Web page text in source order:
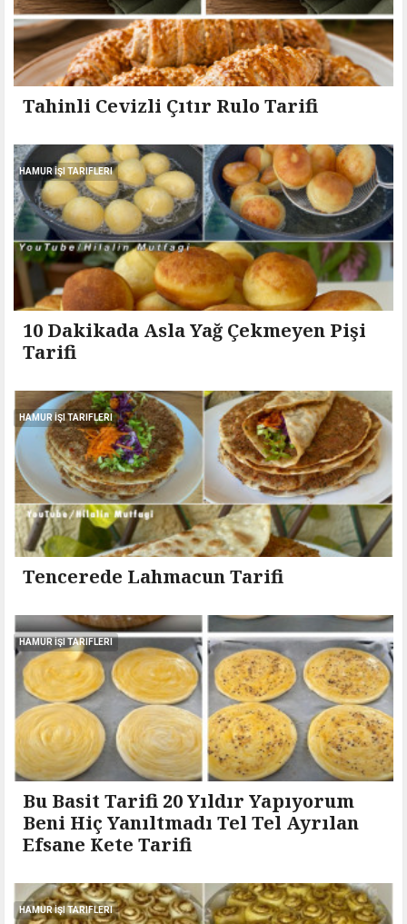
Tahinli Cevizli Çıtır Rulo Tarifi
HAMUR İŞI TARIFLERI
10 Dakikada Asla Yağ Çekmeyen Pişi
Tarifi
HAMUR İŞI TARIFLERI
Tencerede Lahmacun Tarifi
HAMUR İŞI TARIFLERI
Bu Basit Tarifi 20 Yıldır Yapıyorum
Beni Hiç Yanıltmadı Tel Tel Ayrılan
Efsane Kete Tarifi
HAMUR İŞI TARIFLERI